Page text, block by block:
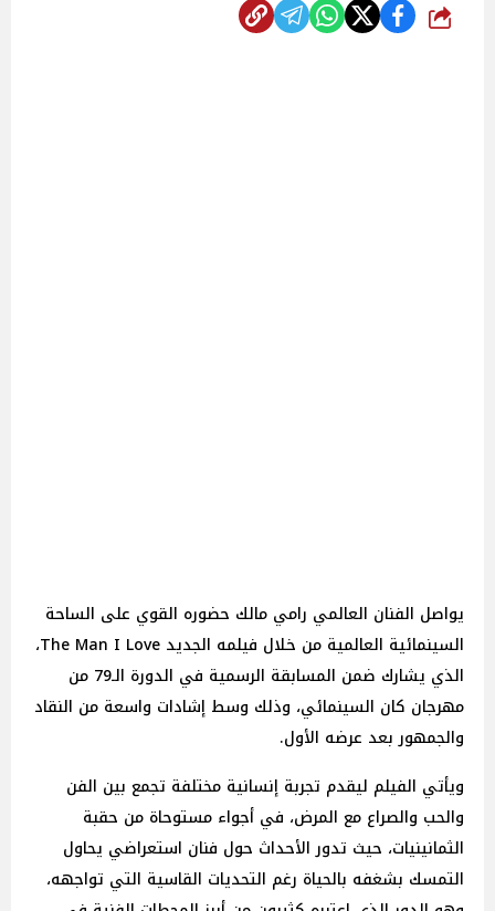
شارك
يواصل الفنان العالمي رامي مالك حضوره القوي على الساحة
السينمائية العالمية من خلال فيلمه الجديد The Man I Love،
الذي يشارك ضمن المسابقة الرسمية في الدورة الـ79 من
مهرجان كان السينمائي، وذلك وسط إشادات واسعة من النقاد
والجمهور بعد عرضه الأول.
ويأتي الفيلم ليقدم تجربة إنسانية مختلفة تجمع بين الفن
والحب والصراع مع المرض، في أجواء مستوحاة من حقبة
الثمانينيات، حيث تدور الأحداث حول فنان استعراضي يحاول
التمسك بشغفه بالحياة رغم التحديات القاسية التي تواجهه،